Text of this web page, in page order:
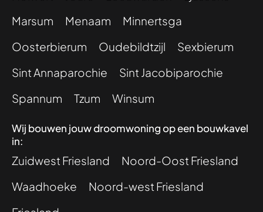
Marsum
Menaam
Minnertsga
Oosterbierum
Oudebildtzijl
Sexbierum
Sint Annaparochie
Sint Jacobiparochie
Spannum
Tzum Winsum
Wij bouwen jouw droomwoning op een bouwkavel
in:
Zuidwest Friesland
Noord-Oost Friesland
Waadhoeke
Noord-west Friesland